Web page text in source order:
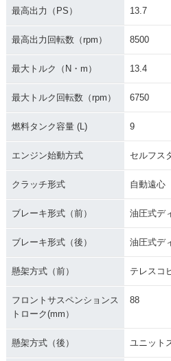
最高出力（PS） 13.7
最高出力回転数（rpm） 8500
最大トルク（N・m） 13.4
最大トルク回転数（rpm） 6750
燃料タンク容量 (L) 9
エンジン始動方式 セルフス
クラッチ形式 自動遠心
ブレーキ形式（前） 油圧式デ
ブレーキ形式（後） 油圧式デ
懸架方式（前） テレスコ
フロントサスペンションス
トローク(mm）
88
懸架方式（後） ユニット